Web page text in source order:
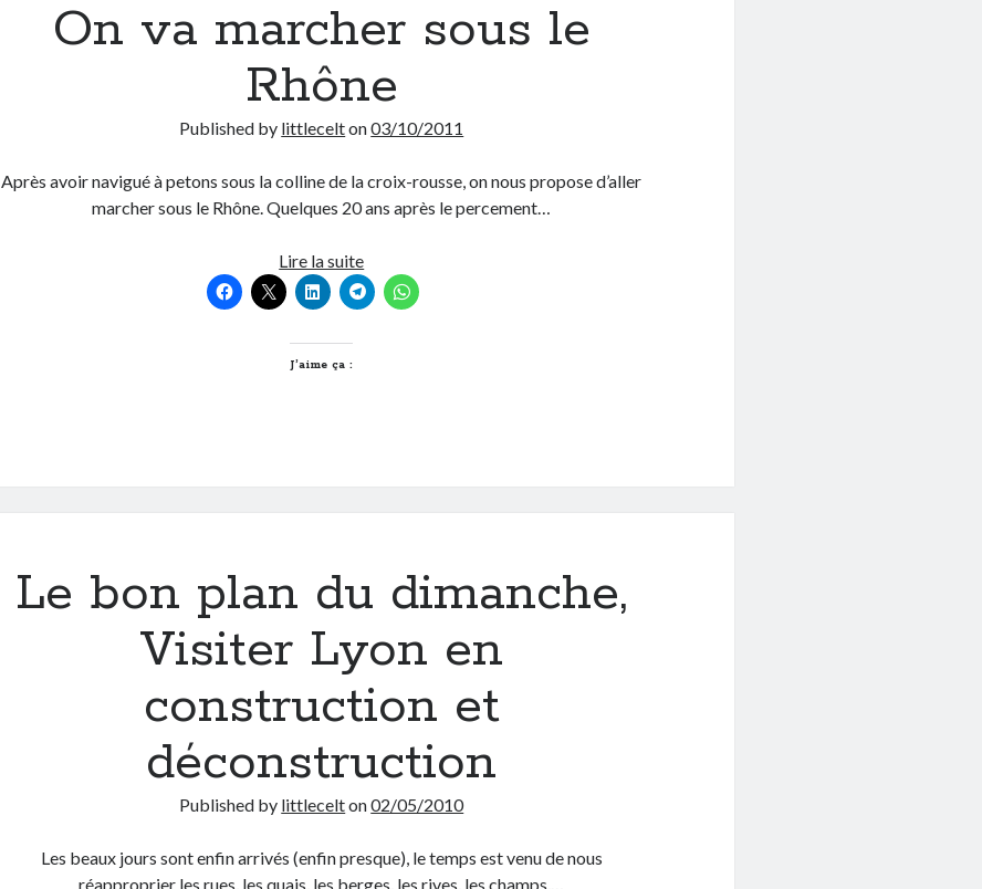
On va marcher sous le
Rhône
Published by littlecelton03/10/2011
Après avoir navigué à petons sous la colline de la croix-rousse, on nous propose d’aller
marcher sous le Rhône. Quelques 20 ans après le percement…
Lire la suiteOn
va
marcher
J’aime ça :
Le bon plan du dimanche,
Visiter Lyon en
construction et
déconstruction
Published by littlecelton02/05/2010
Les beaux jours sont enfin arrivés (enfin presque), le temps est venu de nous
réapproprier les rues, les quais, les berges, les rives, les champs,…